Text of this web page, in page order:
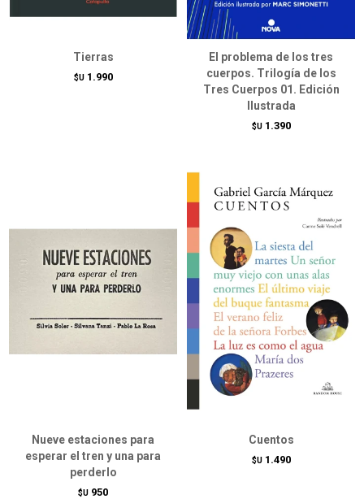
Tierras
$U 1.990
El problema de los tres
cuerpos. Trilogía de los
Tres Cuerpos 01. Edición
Ilustrada
$U 1.390
Nueve estaciones para
esperar el tren y una para
perderlo
$U 950
Cuentos
$U 1.490